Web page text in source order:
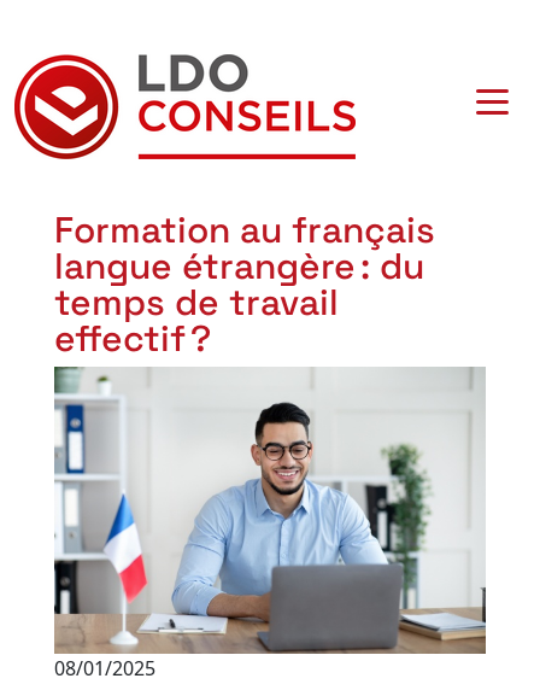
Navigation principale
Formation au français
langue étrangère : du
temps de travail
effectif ?
08/01/2025